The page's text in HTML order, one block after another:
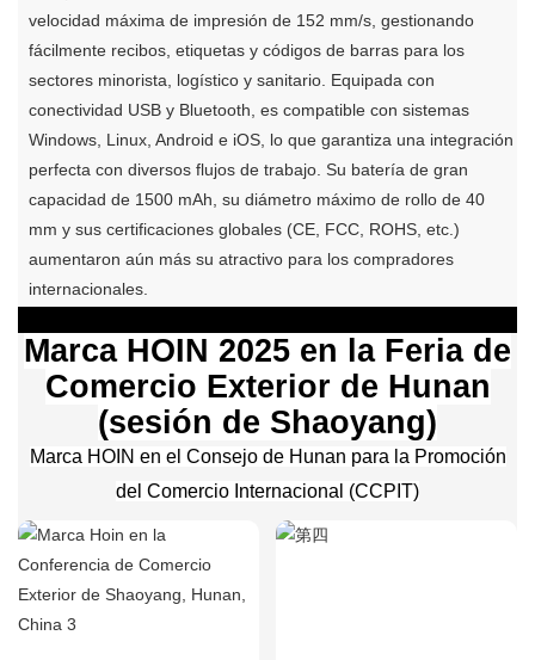
velocidad máxima de impresión de 152 mm/s, gestionando
fácilmente recibos, etiquetas y códigos de barras para los
sectores minorista, logístico y sanitario. Equipada con
conectividad USB y Bluetooth, es compatible con sistemas
Windows, Linux, Android e iOS, lo que garantiza una integración
perfecta con diversos flujos de trabajo. Su batería de gran
capacidad de 1500 mAh, su diámetro máximo de rollo de 40
mm y sus certificaciones globales (CE, FCC, ROHS, etc.)
aumentaron aún más su atractivo para los compradores
internacionales.
Marca HOIN 2025 en la Feria de
Comercio Exterior de Hunan
(sesión de Shaoyang)
Marca HOIN en el Consejo de Hunan para la Promoción
del Comercio Internacional (CCPIT)